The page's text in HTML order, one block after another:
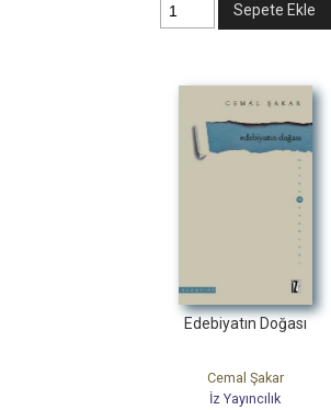
Sepete Ekle
Edebiyatın Doğası
Cemal Şakar
İz Yayıncılık